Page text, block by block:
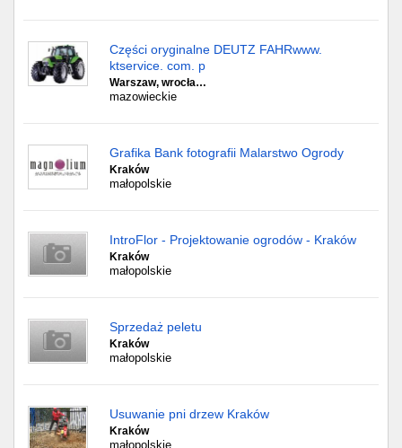
Części oryginalne DEUTZ FAHRwww.
ktservice. com. p
Warszaw, wrocła…
mazowieckie
Grafika Bank fotografii Malarstwo Ogrody
Kraków
małopolskie
IntroFlor - Projektowanie ogrodów - Kraków
Kraków
małopolskie
Sprzedaż peletu
Kraków
małopolskie
Usuwanie pni drzew Kraków
Kraków
małopolskie